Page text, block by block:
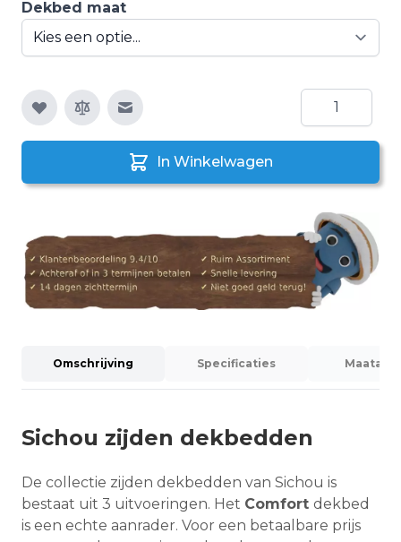
Dekbed maat
E-mail naar een vriend
Aantal
In Winkelwagen
Omschrijving Specificaties
Sichou zijden dekbedden
De collectie zijden dekbedden van Sichou is
bestaat uit 3 uitvoeringen. Het Comfort dekbed
is een echte aanrader. Voor een betaalbare prijs